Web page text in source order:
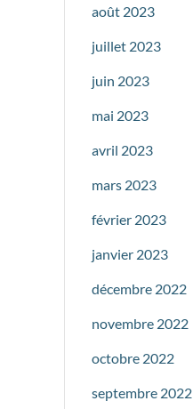
août 2023
juillet 2023
juin 2023
mai 2023
avril 2023
mars 2023
février 2023
janvier 2023
décembre 2022
novembre 2022
octobre 2022
septembre 2022